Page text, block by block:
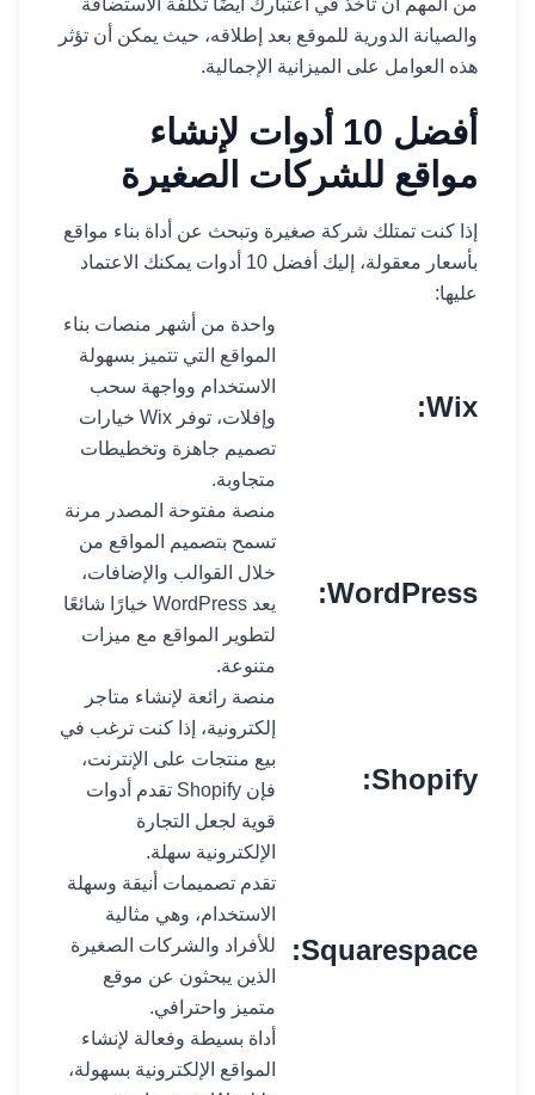
والصيانة الدورية للموقع بعد إطلاقه، حيث يمكن أن تؤثر
هذه العوامل على الميزانية الإجمالية.
أفضل 10 أدوات لإنشاء
مواقع للشركات الصغيرة
إذا كنت تمتلك شركة صغيرة وتبحث عن أداة بناء مواقع
بأسعار معقولة، إليك أفضل 10 أدوات يمكنك الاعتماد
عليها:
Wix:
واحدة من أشهر منصات بناء
المواقع التي تتميز بسهولة
الاستخدام وواجهة سحب
وإفلات، توفر Wix خيارات
تصميم جاهزة وتخطيطات
متجاوبة.
WordPress:
منصة مفتوحة المصدر مرنة
تسمح بتصميم المواقع من
خلال القوالب والإضافات،
يعد WordPress خيارًا شائعًا
لتطوير المواقع مع ميزات
متنوعة.
Shopify:
منصة رائعة لإنشاء متاجر
إلكترونية، إذا كنت ترغب في
بيع منتجات على الإنترنت،
فإن Shopify تقدم أدوات
قوية لجعل التجارة
الإلكترونية سهلة.
Squarespace:
تقدم تصميمات أنيقة وسهلة
الاستخدام، وهي مثالية
للأفراد والشركات الصغيرة
الذين يبحثون عن موقع
متميز واحترافي.
أداة بسيطة وفعالة لإنشاء
المواقع الإلكترونية بسهولة،